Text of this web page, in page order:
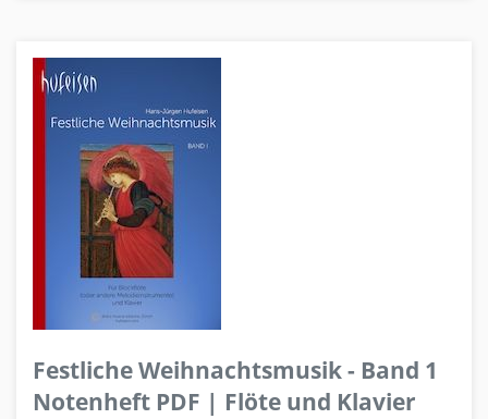
Festliche Weihnachtsmusik - Band 1
Notenheft PDF | Flöte und Klavier